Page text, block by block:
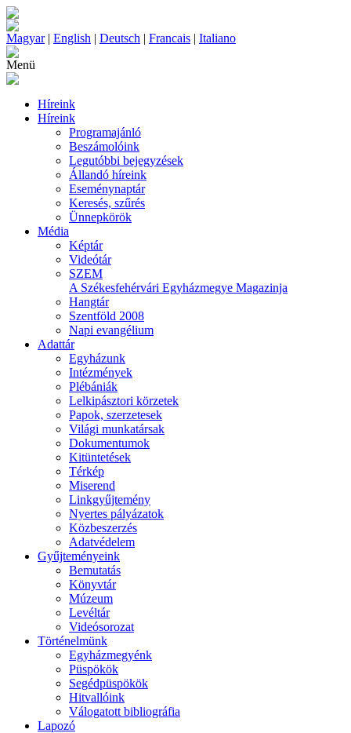
Magyar| English | Deutsch | Francais | Italiano
Menü
Híreink
Híreink
Programajánló
Beszámolóink
Legutóbbi bejegyzések
Állandó híreink
Eseménynaptár
Keresés, szűrés
Ünnepkörök
Média
Képtár
Videótár
SZEM
A Székesfehérvári Egyházmegye Magazinja
Hangtár
Szentföld 2008
Napi evangélium
Adattár
Egyházunk
Intézmények
Plébániák
Lelkipásztori körzetek
Papok, szerzetesek
Világi munkatársak
Dokumentumok
Kitüntetések
Térkép
Miserend
Linkgyűjtemény
Nyertes pályázatok
Közbeszerzés
Adatvédelem
Gyűjteményeink
Bemutatás
Könyvtár
Múzeum
Levéltár
Videósorozat
Történelmünk
Egyházmegyénk
Püspökök
Segédpüspökök
Hitvallóink
Válogatott bibliográfia
Lapozó